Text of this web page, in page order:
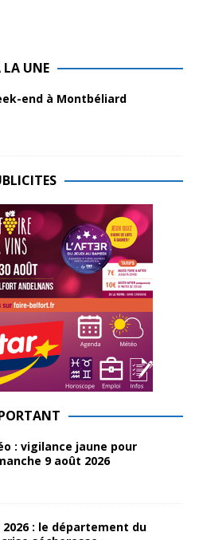
LA UNE
end à Montbéliard
: vigilance jaune pour
9 août 2026
2026 : le département du